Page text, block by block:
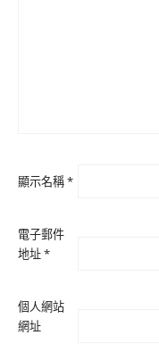
顯示名稱*
電子郵件
地址*
個人網站
網址